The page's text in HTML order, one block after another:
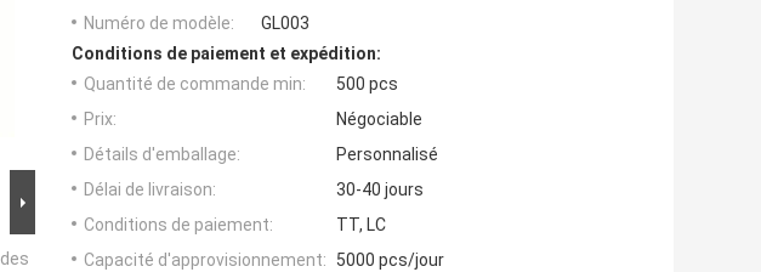
Numéro de modèle:
GL003
Conditions de paiement et expédition:
Quantité de commande min:
500 pcs
Prix:
Négociable
Détails d'emballage:
Personnalisé
Délai de livraison:
30-40 jours
Conditions de paiement:
TT, LC
Capacité d'approvisionnement:
5000 pcs/jour